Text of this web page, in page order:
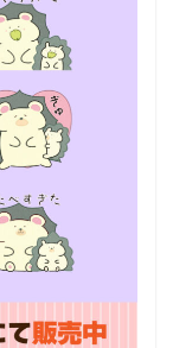
ホーム
合わせ
リシー